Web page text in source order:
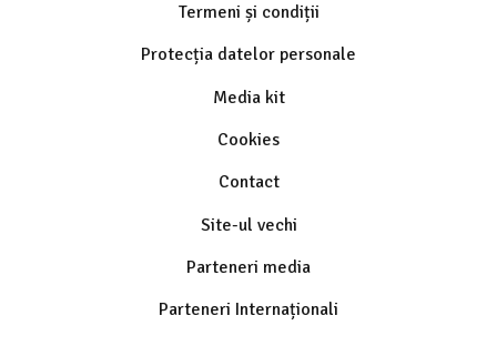
Termeni și condiții
Protecția datelor personale
Media kit
Cookies
Contact
Site-ul vechi
Parteneri media
Parteneri Internaționali